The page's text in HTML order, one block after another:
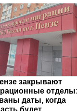
закрывают
даты, когда
будет